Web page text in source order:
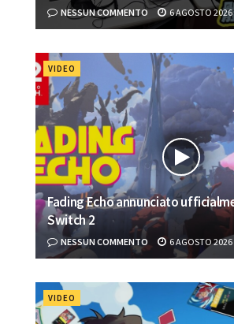
NESSUN COMMENTO 6 AGOSTO 2026
VIDEO
Fading Echo annunciato
Switch 2
NESSUN COMMENTO 6 AGOSTO 2026
VIDEO